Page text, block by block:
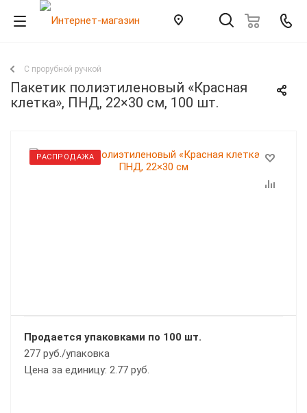
С прорубной ручкой
Пакетик полиэтиленовый «Красная
клетка», ПНД, 22×30 см, 100 шт.
РАСПРОДАЖА
Продается упаковками по 100 шт.
277 руб./упаковка
Цена за единицу: 2.77 руб.